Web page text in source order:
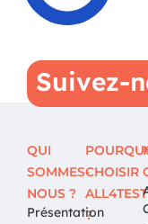
Suivez-
QUI
SOMMES-
NOUS ?
Présentation
CHOISIR
ALL4TEST
?